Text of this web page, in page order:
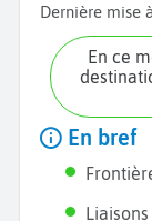
Dernière mise
En ce moment, Kuala Lumpur est une
En bref